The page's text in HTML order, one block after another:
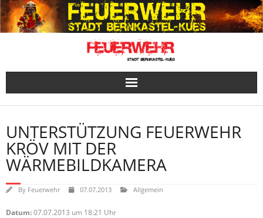
Skip
to
content
UNTERSTÜTZUNG FEUERWEHR
KRÖV MIT DER
WÄRMEBILDKAMERA
By Feuerwehr 07.07.2013 Allgemein
Datum:07.07.2013 um 18:21 Uhr